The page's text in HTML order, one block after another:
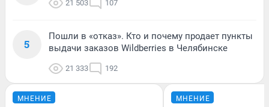
21 503 107
5
Пошли в «отказ». Кто и почему продает пункты
выдачи заказов Wildberries в Челябинске
21 333 192
МНЕНИЕ МНЕНИЕ